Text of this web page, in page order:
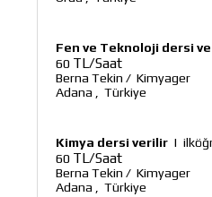
Fen ve Teknoloji dersi
60 TL/Saat
Berna Tekin / Kimyager
Adana
Türkiye
Kimya dersi verilir |
60 TL/Saat
Berna Tekin / Kimyager
Adana
Türkiye